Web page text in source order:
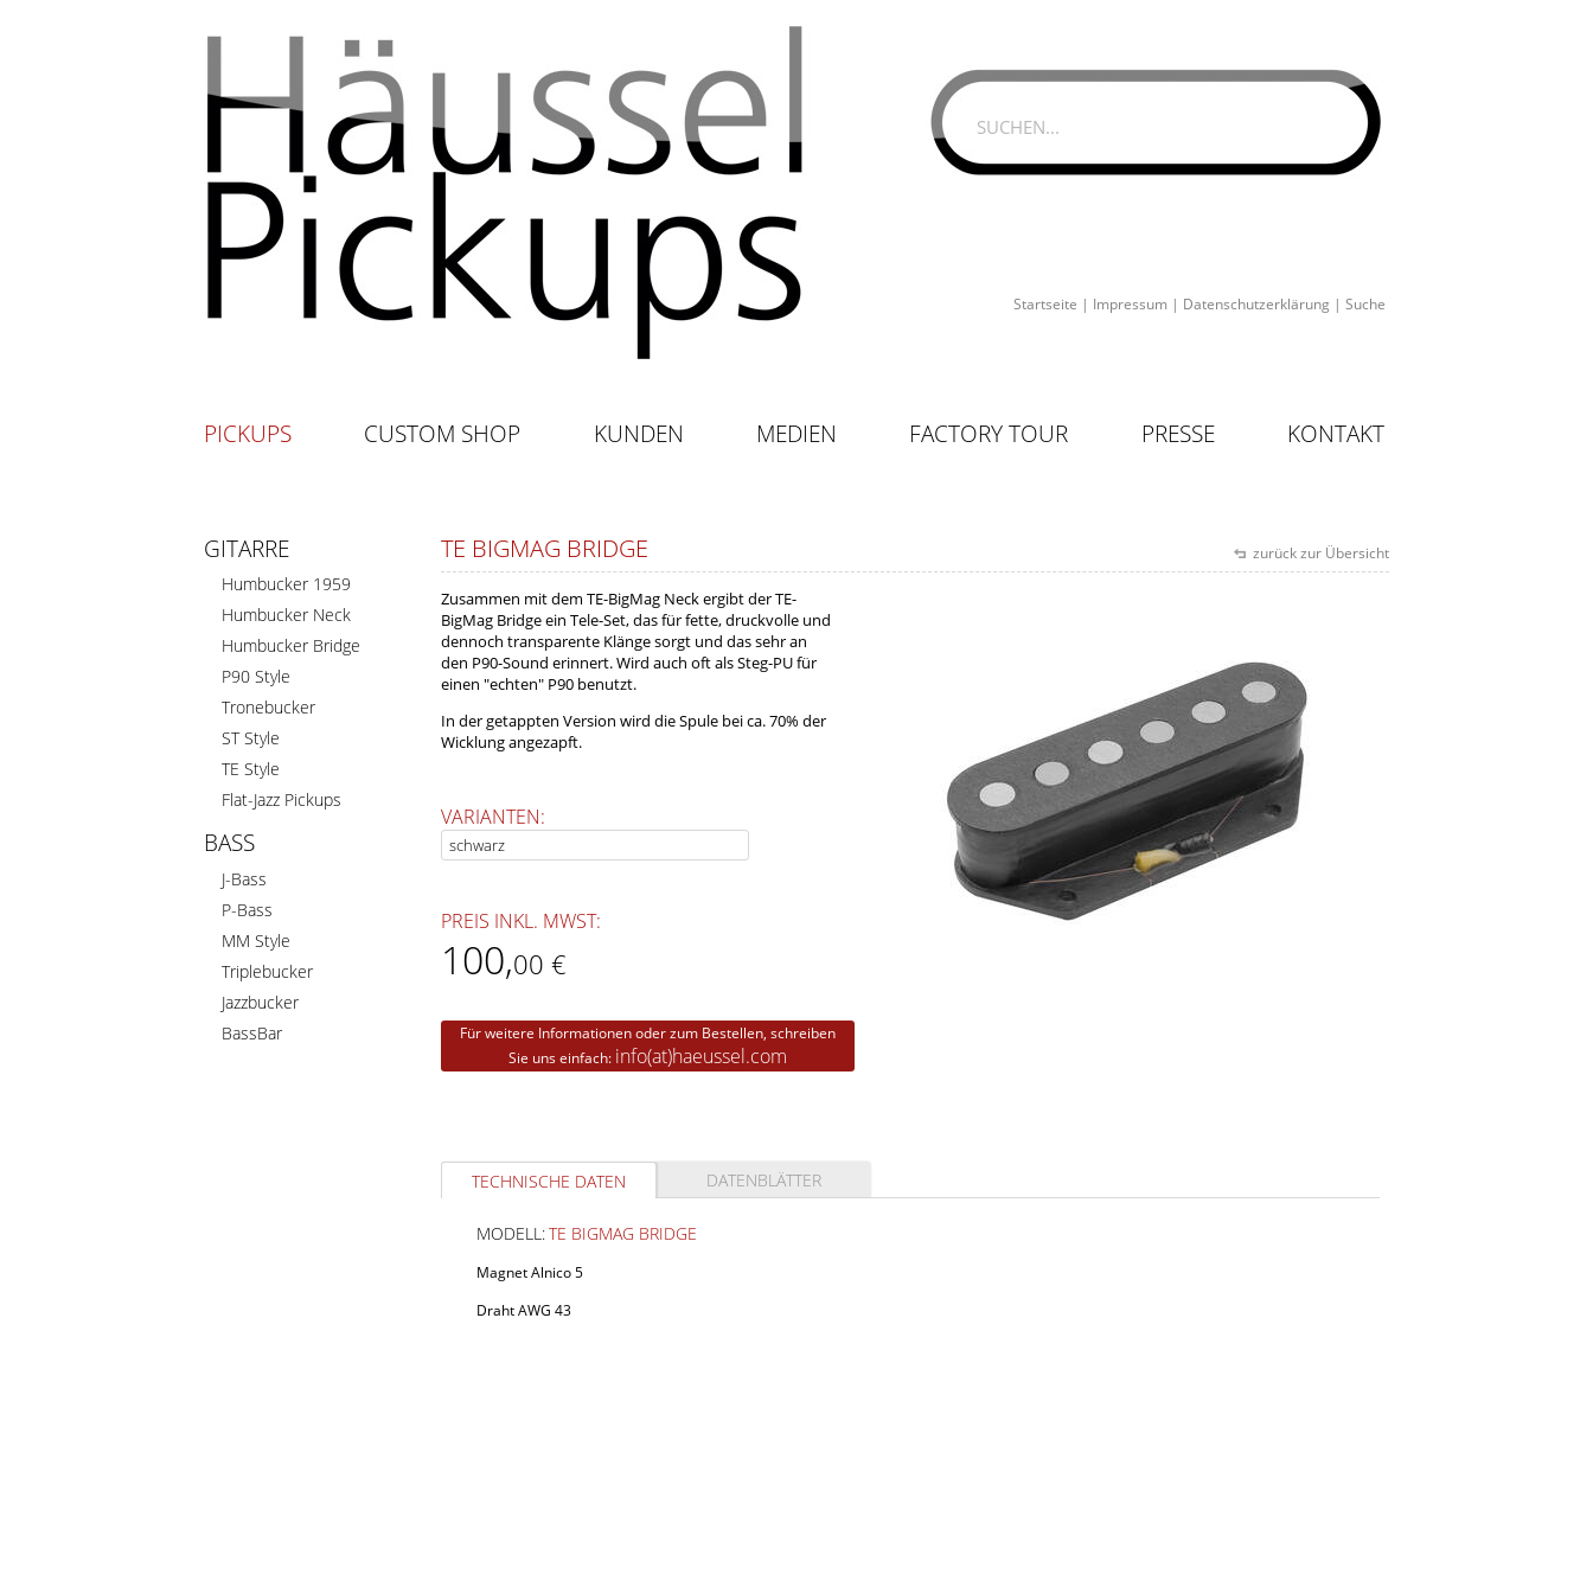
Startseite | Impressum | Datenschutzerklärung | Suche
PICKUPS CUSTOM SHOP KUNDEN MEDIEN FACTORY TOUR PRESSE KONTAKT
GITARRE
Humbucker 1959
Humbucker Neck
Humbucker Bridge
P90 Style
Tronebucker
ST Style
TE Style
Flat-Jazz Pickups
BASS
J-Bass
P-Bass
MM Style
Triplebucker
Jazzbucker
BassBar
TE BIGMAG BRIDGE zurück zur Übersicht
Zusammen mit dem TE-BigMag Neck ergibt der TE-
BigMag Bridge ein Tele-Set, das für fette, druckvolle und
dennoch transparente Klänge sorgt und das sehr an
den P90-Sound erinnert. Wird auch oft als Steg-PU für
einen "echten" P90 benutzt.
In der getappten Version wird die Spule bei ca. 70% der
Wicklung angezapft.
VARIANTEN:
PREIS INKL. MWST:
100,00 €
Für weitere Informationen oder zum Bestellen, schreiben
Sie uns einfach: info(at)haeussel.com
TECHNISCHE DATEN DATENBLÄTTER
MODELL:TE BIGMAG BRIDGE
Magnet Alnico 5
Draht AWG 43